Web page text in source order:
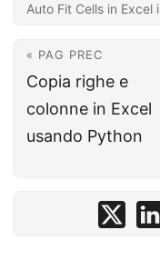
Auto Fit Cells in Excel
« PAG PREC
Copia righe e
colonne in Excel
usando Python